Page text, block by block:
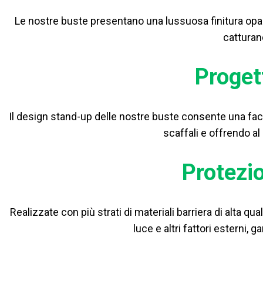
Le nostre buste presentano una lussuosa finitura
Il design stand-up delle nostre buste consente una
scaffali e offrendo
Realizzate con più strati di materiali barriera di alta
luce e altri fattori esterni,